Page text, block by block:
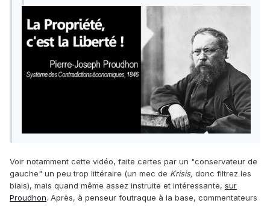
Voir notamment cette vidéo, faite certes par un "conservateur de
gauche" un peu trop littéraire (un mec de Krisis, donc filtrez les
biais), mais quand même assez instruite et intéressante, sur
Proudhon. Après, à penseur foutraque à la base, commentateurs